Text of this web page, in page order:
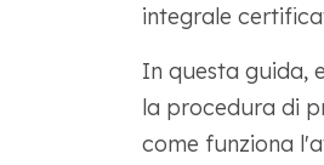
integrale
In questa guida,
la procedura di
come funziona